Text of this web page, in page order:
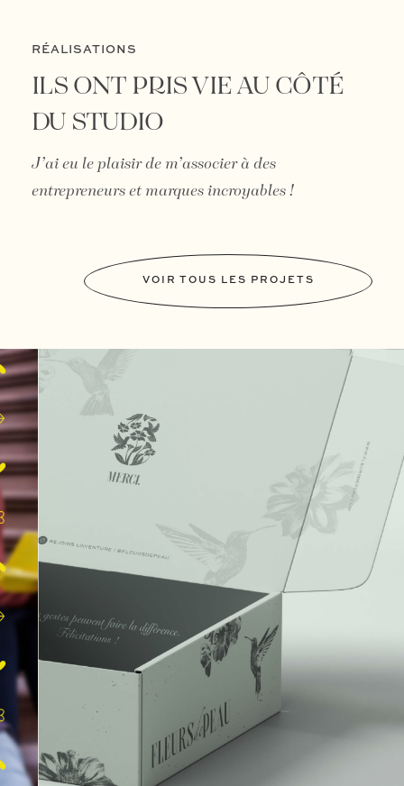
RÉALISATIONS
ILS ONT PRIS VIE AU CÔTÉ
DU STUDIO
J’ai eu le plaisir de m’associer à des
entrepreneurs et marques incroyables !
VOIR TOUS LES PROJETS